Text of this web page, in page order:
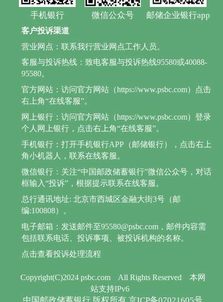
手机银行 微信公众号 邮储企业银行app
Copyright(C)2024 psbc.com All Rights Reserved
本网
站支持IPv6
客户投诉渠道
营业网点：联系我行营业网点工作人员。
客服与投诉热线：致电客服与投诉热线95580或40088-
95580。
官方网站：访问官方网站（https://www.psbc.com）点击
右上角“在线客服”。
网上银行：访问官方网站（https://www.psbc.com）登录
个人网上银行，点击右上角“在线客服”。
手机银行：打开手机银行APP（邮储银行），点击右上
角小机器人，联系在线客服。
微信银行：关注“中国邮政储蓄银行”微信公众号，对话
框输入“投诉”，根据提示联系在线客服。
总行通讯地址: 北京市西城区金融大街3号（邮
编:100808）。
电子邮箱：发送邮件至95580@psbc.com，邮件内容需
包括联系电话、投诉事项、被投诉机构的名称。
点击查看投诉处理流程